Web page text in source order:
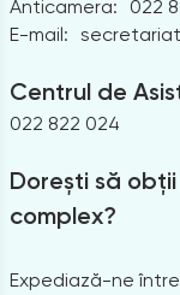
Anticamera:
022
E-mail:
Centrul de
022 822 024
Dorești să
complex?
Expediază-ne